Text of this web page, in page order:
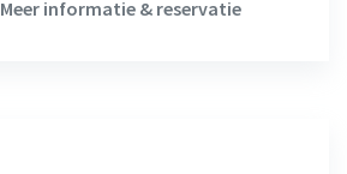
Meer informatie & reservatie